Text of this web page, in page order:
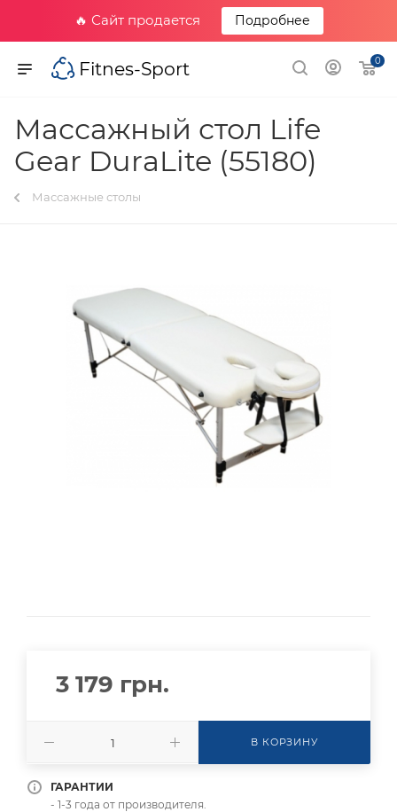
🔥 Сайт продается Подробнее
Fitnes-Sport 0
Массажный стол Life
Gear DuraLite (55180)
Массажные столы
3 179 грн.
В КОРЗИНУ
ГАРАНТИИ
- 1-3 года от производителя.